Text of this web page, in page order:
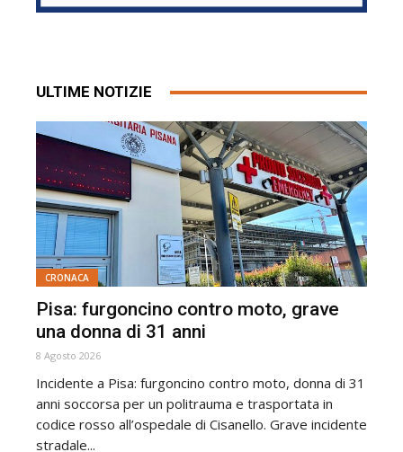
ULTIME NOTIZIE
CRONACA
Pisa: furgoncino contro moto, grave
una donna di 31 anni
8 Agosto 2026
Incidente a Pisa: furgoncino contro moto, donna di 31
anni soccorsa per un politrauma e trasportata in
codice rosso all’ospedale di Cisanello. Grave incidente
stradale...